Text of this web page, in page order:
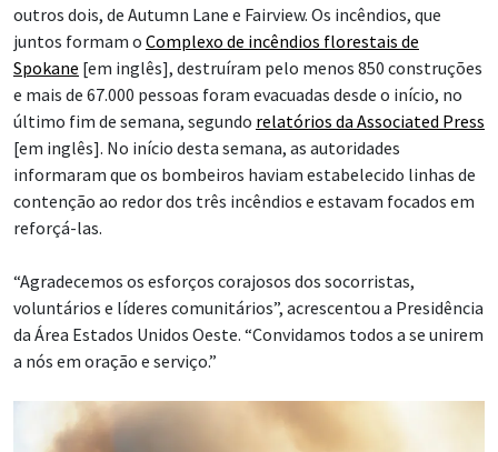
outros dois, de Autumn Lane e Fairview. Os incêndios, que
juntos formam o Complexo de incêndios florestais de
Spokane [em inglês], destruíram pelo menos 850 construções
e mais de 67.000 pessoas foram evacuadas desde o início, no
último fim de semana, segundo relatórios da Associated Press
[em inglês]. No início desta semana, as autoridades
informaram que os bombeiros haviam estabelecido linhas de
contenção ao redor dos três incêndios e estavam focados em
reforçá-las.
“Agradecemos os esforços corajosos dos socorristas,
voluntários e líderes comunitários”, acrescentou a Presidência
da Área Estados Unidos Oeste. “Convidamos todos a se unirem
a nós em oração e serviço.”